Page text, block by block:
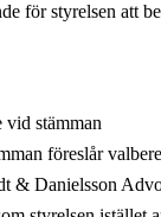
för styrelsen att
stämman
föreslår
& Danielsson